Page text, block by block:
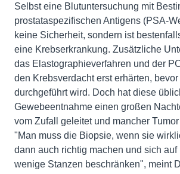
Selbst eine Blutuntersuchung mit
prostataspezifischen Antigens (PSA-
keine Sicherheit, sondern ist
eine Krebserkrankung. Zusätzliche
das Elastographieverfahren und der
den Krebsverdacht erst erhärten,
durchgeführt wird. Doch hat diese
Gewebeentnahme einen großen
vom Zufall geleitet und mancher
"Man muss die Biopsie, wenn sie
dann auch richtig machen und sich auf
wenige Stanzen beschränken", meint